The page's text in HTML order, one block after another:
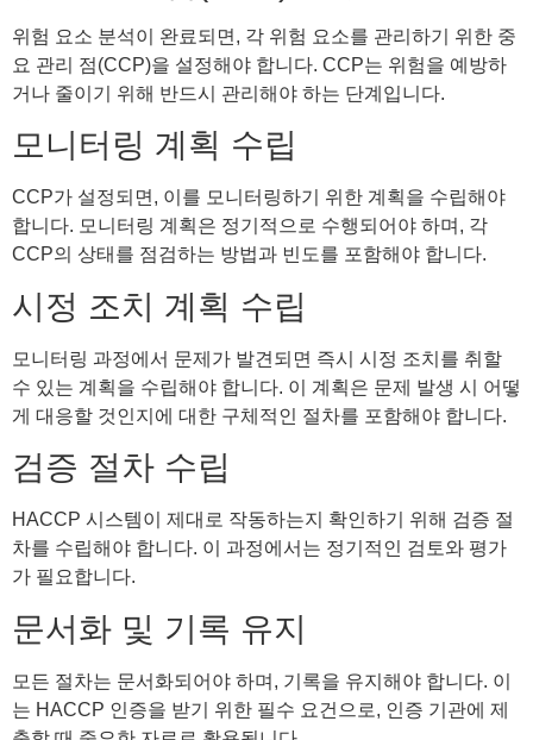
위험 요소 분석이 완료되면, 각 위험 요소를 관리하기 위한 중
요 관리 점(CCP)을 설정해야 합니다. CCP는 위험을 예방하
거나 줄이기 위해 반드시 관리해야 하는 단계입니다.
모니터링 계획 수립
CCP가 설정되면, 이를 모니터링하기 위한 계획을 수립해야
합니다. 모니터링 계획은 정기적으로 수행되어야 하며, 각
CCP의 상태를 점검하는 방법과 빈도를 포함해야 합니다.
시정 조치 계획 수립
모니터링 과정에서 문제가 발견되면 즉시 시정 조치를 취할
수 있는 계획을 수립해야 합니다. 이 계획은 문제 발생 시 어떻
게 대응할 것인지에 대한 구체적인 절차를 포함해야 합니다.
검증 절차 수립
HACCP 시스템이 제대로 작동하는지 확인하기 위해 검증 절
차를 수립해야 합니다. 이 과정에서는 정기적인 검토와 평가
가 필요합니다.
문서화 및 기록 유지
모든 절차는 문서화되어야 하며, 기록을 유지해야 합니다. 이
는 HACCP 인증을 받기 위한 필수 요건으로, 인증 기관에 제